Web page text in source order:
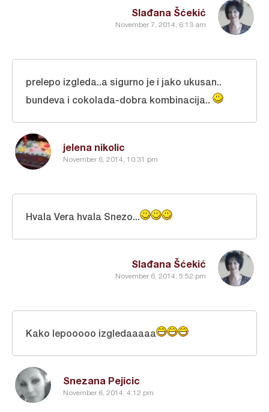
Slađana Šćekić
November 7, 2014, 6:13 am
jelena nikolic
November 6, 2014, 10:31 pm
prelepo izgleda..a sigurno je i jako ukusan..
bundeva i cokolada-dobra kombinacija..
Slađana Šćekić
November 6, 2014, 5:52 pm
Hvala Vera hvala Snezo...
Snezana Pejicic
November 6, 2014, 4:12 pm
Kako lepooooo izgledaaaaa